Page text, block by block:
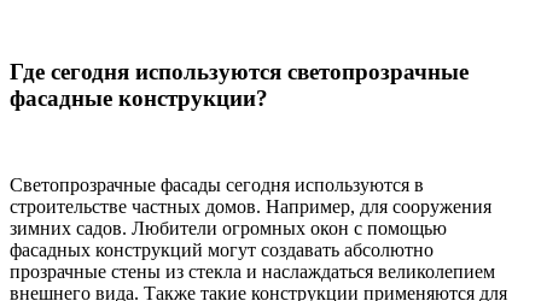
Где сегодня используются светопрозрачные
фасадные конструкции?
Светопрозрачные фасады сегодня используются в
строительстве частных домов. Например, для сооружения
зимних садов. Любители огромных окон с помощью
фасадных конструкций могут создавать абсолютно
прозрачные стены из стекла и наслаждаться великолепием
внешнего вида. Также такие конструкции применяются для